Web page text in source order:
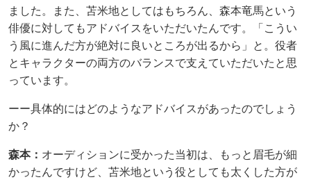
ました。また、苫米地としてはもちろん、森本竜馬という
俳優に対してもアドバイスをいただいたんです。「こうい
う風に進んだ方が絶対に良いところが出るから」と。役者
とキャラクターの両方のバランスで支えていただいたと思
っています。
ーー具体的にはどのようなアドバイスがあったのでしょう
か？
森本： オーディションに受かった当初は、もっと眉毛が細
かったんですけど、苫米地という役としても太くした方が